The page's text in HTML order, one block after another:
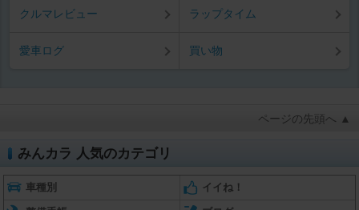
クルマレビュー ラップタイム
愛車ログ 買い物
ページの先頭へ ▲
みんカラ 人気のカテゴリ
車種別 イイね！